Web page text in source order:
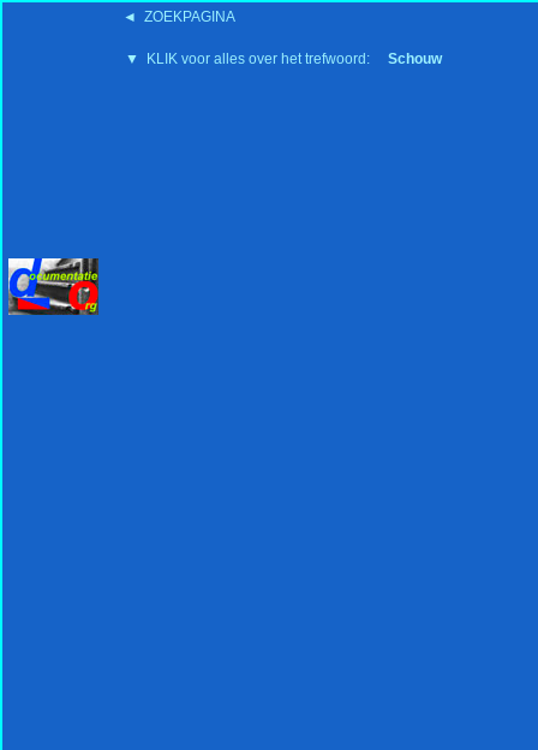
◄ ZOEKPAGINA
▼ KLIK voor alles over het trefwoord: Schouw
'15:19 19-2-2008